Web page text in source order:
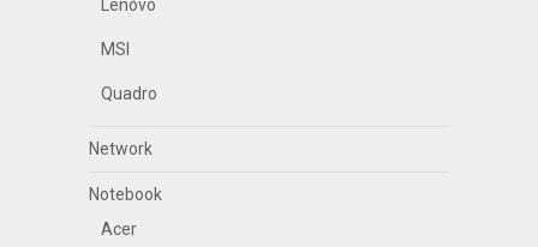
Lenovo
MSI
Quadro
Network
Notebook
Acer